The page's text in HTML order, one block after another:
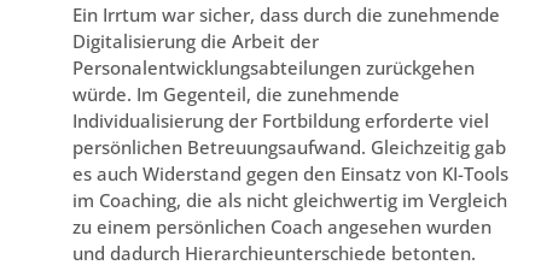
Ein Irrtum war sicher, dass durch die zunehmende
Digitalisierung die Arbeit der
Personalentwicklungsabteilungen zurückgehen
würde. Im Gegenteil, die zunehmende
Individualisierung der Fortbildung erforderte viel
persönlichen Betreuungsaufwand. Gleichzeitig gab
es auch Widerstand gegen den Einsatz von KI-Tools
im Coaching, die als nicht gleichwertig im Vergleich
zu einem persönlichen Coach angesehen wurden
und dadurch Hierarchieunterschiede betonten.